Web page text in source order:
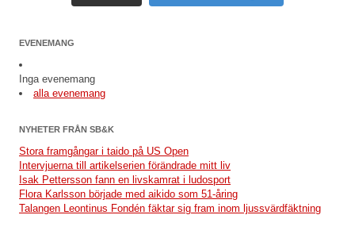
EVENEMANG
Inga evenemang
alla evenemang
NYHETER FRÅN SB&K
Stora framgångar i taido på US Open
Intervjuerna till artikelserien förändrade mitt liv
Isak Pettersson fann en livskamrat i ludosport
Flora Karlsson började med aikido som 51-åring
Talangen Leontinus Fondén fäktar sig fram inom ljussvärdfäktning